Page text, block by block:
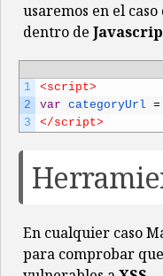
usaremos en el
dentro de
1
2
3
<script>
var categoryUrl =
</script>
En cualquier caso
para comprobar